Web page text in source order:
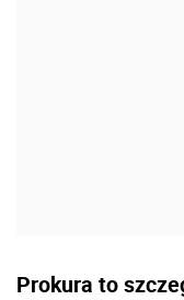
Prokura to